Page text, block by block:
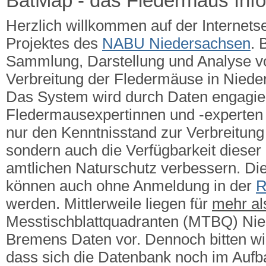
Herzlich willkommen auf der
Projektes des NABU Niedersachsen.
Sammlung, Darstellung und Analyse
Verbreitung der Fledermäuse in
Das System wird durch Daten
Fledermausexpertinnen und -
nur den Kenntnisstand zur
sondern auch die Verfügbarkeit
amtlichen Naturschutz verbessern.
können auch ohne Anmeldung in der
werden. Mittlerweile liegen für mehr
Messtischblattquadranten (MTBQ)
Bremens Daten vor. Dennoch bitten
dass sich die Datenbank noch im